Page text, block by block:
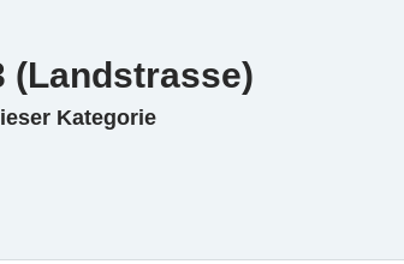
(Landstrasse)
Kategorie